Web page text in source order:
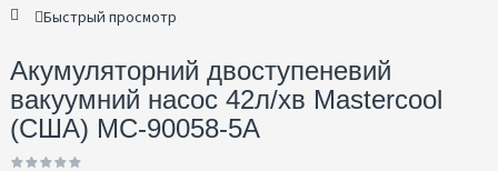
Быстрый просмотр
Акумуляторний двоступеневий
вакуумний насос 42л/хв Mastercool
(США) MC-90058-5A